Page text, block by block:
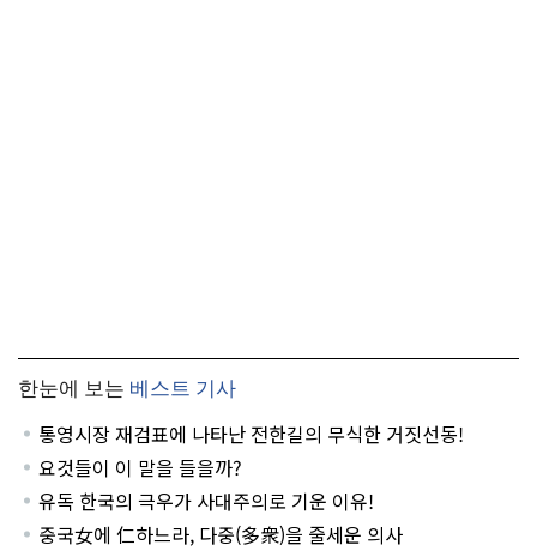
한눈에 보는 베스트 기사
통영시장 재검표에 나타난 전한길의 무식한 거짓선동!
요것들이 이 말을 들을까?
유독 한국의 극우가 사대주의로 기운 이유!
중국女에 仁하느라, 다중(多衆)을 줄세운 의사